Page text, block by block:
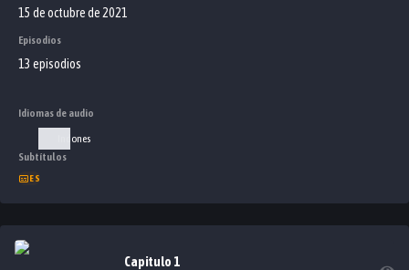
15 de octubre de 2021
Episodios
13 episodios
Idiomas de audio
Indones
Subtítulos
ES
Capitulo 1